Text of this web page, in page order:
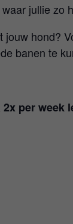
jullie zo
hond?
banen te
per week